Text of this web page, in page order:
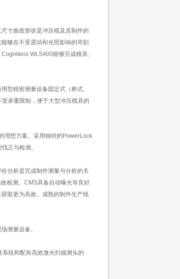
寸曲面形状是冲压模及其制件的
够在不受震动和光照影响的苛刻
WLS400能够完成模具、
型精密测量设备固定式（桥式、
承重限制，便于大型冲压模具的
理想方案。采用独特的PowerLock
正与检测。
分析是完成制件测量与分析的关
检测。CMS具备自动曝光等良好
取更为高效。成熟的制件生产线
测量设备。
统和配有高效激光扫描测头的